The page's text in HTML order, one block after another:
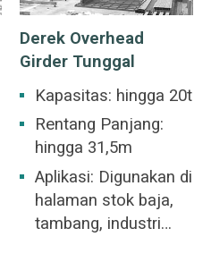
Derek Overhead
Girder Tunggal
Kapasitas: hingga 20t
Rentang Panjang:
hingga 31,5m
Aplikasi: Digunakan di
halaman stok baja,
tambang, industri